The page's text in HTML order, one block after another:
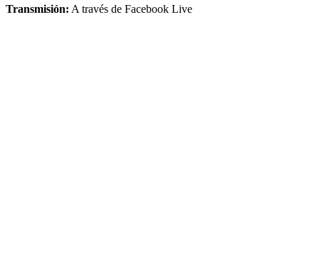
Transmisión: A través de Facebook Live